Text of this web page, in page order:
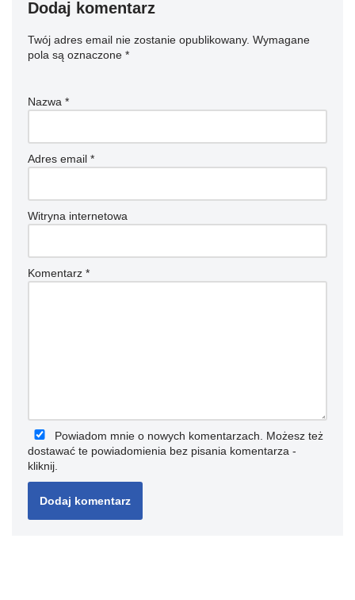
Dodaj komentarz
Twój adres email nie zostanie opublikowany. Wymagane
pola są oznaczone *
Nazwa *
Adres email *
Witryna internetowa
Komentarz *
Powiadom mnie o nowych komentarzach. Możesz też
dostawać te powiadomienia bez pisania komentarza -
kliknij